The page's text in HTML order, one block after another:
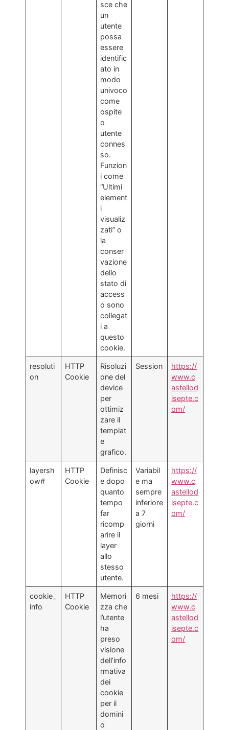
sce che
un
utente
possa
essere
identific
ato in
modo
univoco
come
ospite
o
utente
connes
so.
Funzion
i come
“Ultimi
element
i
visualiz
zati” o
la
conser
vazione
dello
stato di
access
o sono
collegat
i a
questo
cookie.
resoluti
on
HTTP
Cookie
Risoluzi
one del
device
per
ottimiz
zare il
templat
e
grafico.
Session
https://
www.c
astellod
isepte.c
om/
layersh
ow#
HTTP
Cookie
Definisc
e dopo
quanto
tempo
far
ricomp
arire il
layer
allo
stesso
utente.
Variabil
e ma
sempre
inferiore
a 7
giorni
https://
www.c
astellod
isepte.c
om/
cookie_
info
HTTP
Cookie
Memori
zza che
l’utente
ha
preso
visione
dell’info
rmativa
dei
cookie
per il
domini
o
6 mesi
https://
www.c
astellod
isepte.c
om/